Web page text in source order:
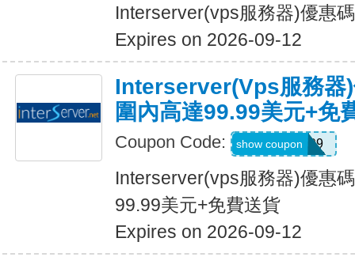
Interserver(vps服務器)優惠
Expires on 2026-09-12
Interserver(vps服務器
圍內高達99.99美元+免
Coupon Code: SWING99
show coupon
Interserver(vps服務器)優惠
99.99美元+免費送貨
Expires on 2026-09-12